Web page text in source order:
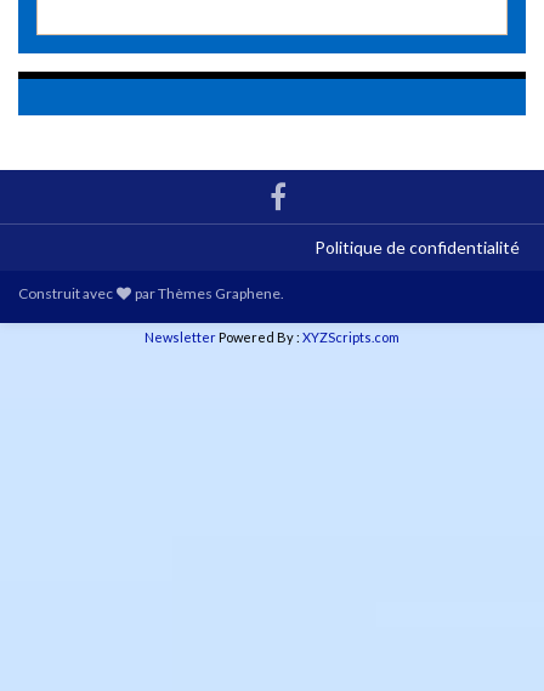
Politique de confidentialité
Construit avec parThèmes Graphene
NewsletterPowered By : XYZScripts.com